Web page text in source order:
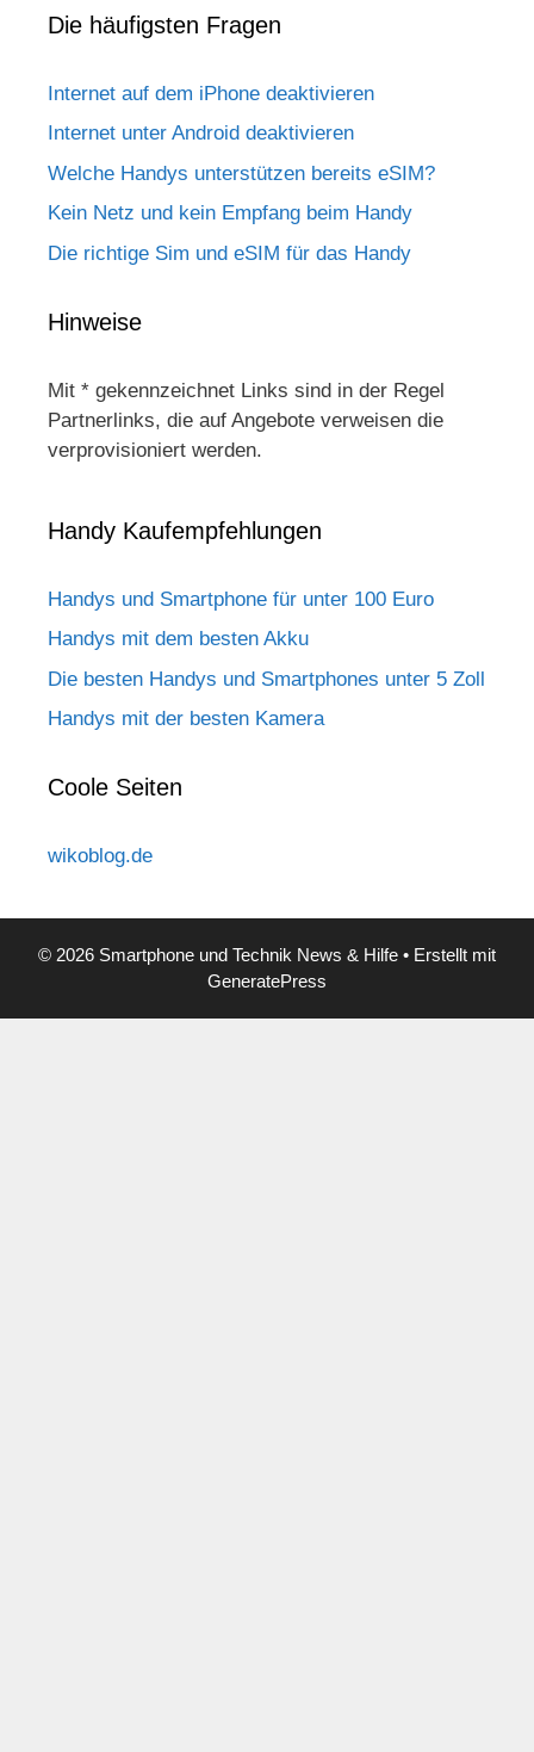
Die häufigsten Fragen
Internet auf dem iPhone deaktivieren
Internet unter Android deaktivieren
Welche Handys unterstützen bereits eSIM?
Kein Netz und kein Empfang beim Handy
Die richtige Sim und eSIM für das Handy
Hinweise
Mit * gekennzeichnet Links sind in der Regel
Partnerlinks, die auf Angebote verweisen die
verprovisioniert werden.
Handy Kaufempfehlungen
Handys und Smartphone für unter 100 Euro
Handys mit dem besten Akku
Die besten Handys und Smartphones unter 5 Zoll
Handys mit der besten Kamera
Coole Seiten
wikoblog.de
© 2026 Smartphone und Technik News & Hilfe • Erstellt mit
GeneratePress